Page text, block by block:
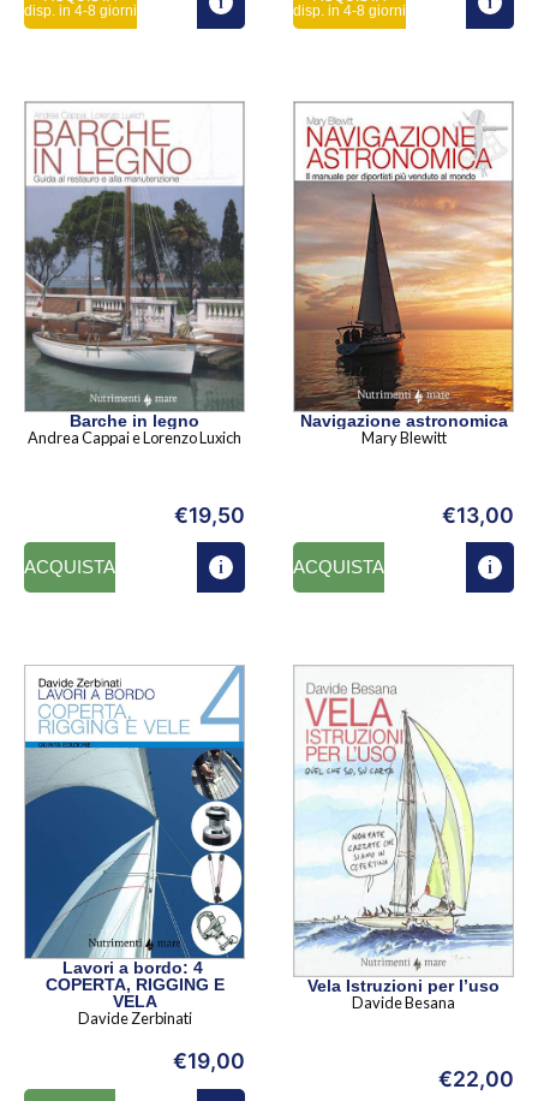
disp. in 4-8 giorni
disp. in 4-8 giorni
Barche in legno
Andrea Cappai e Lorenzo Luxich
€19,50
ACQUISTA
Navigazione astronomica
Mary Blewitt
€13,00
ACQUISTA
Lavori a bordo: 4
COPERTA, RIGGING E
VELA
Davide Zerbinati
€19,00
Vela Istruzioni per l’uso
Davide Besana
€22,00